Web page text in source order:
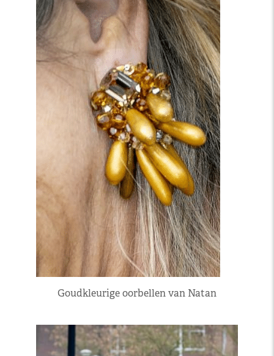
Goudkleurige oorbellen van Natan